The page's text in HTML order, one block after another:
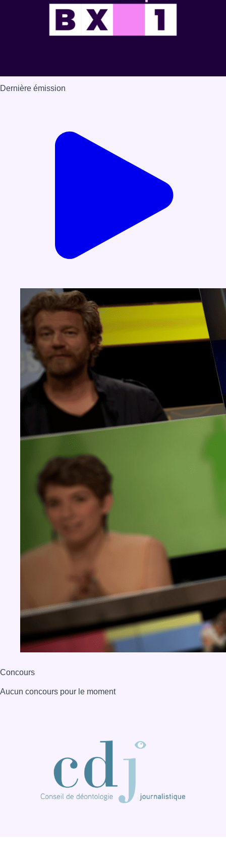
Dernière émission
Concours
Aucun concours pour le moment